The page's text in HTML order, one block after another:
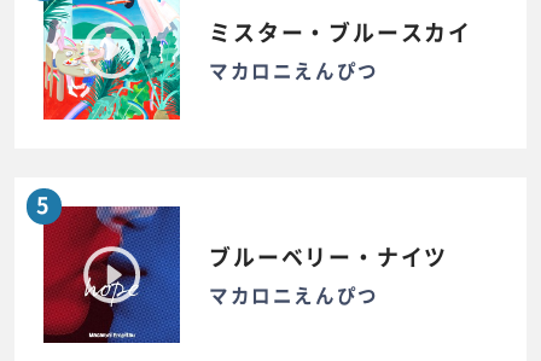
ミスター・ブルースカイ
マカロニえんぴつ
5
ブルーベリー・ナイツ
マカロニえんぴつ